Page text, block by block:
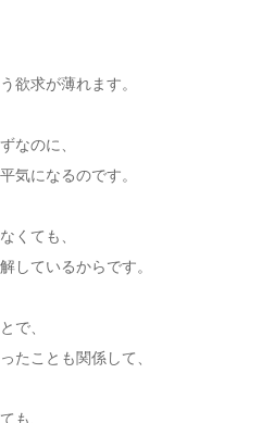
欲求が薄れます。
なのに、
気になるのです。
くても、
しているからです。
で、
たことも関係して、
も、